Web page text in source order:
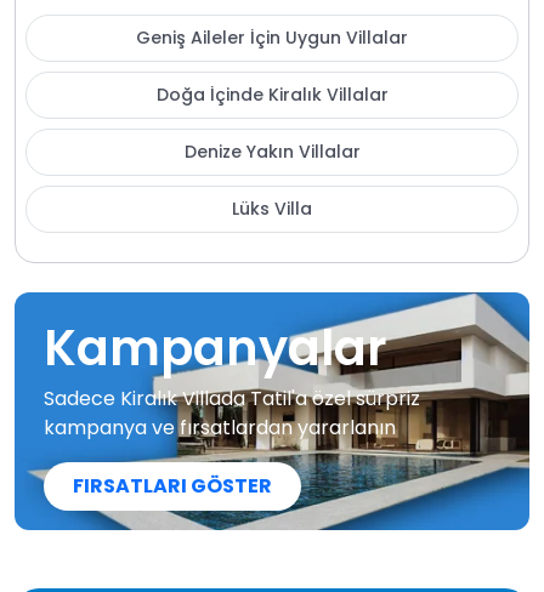
Geniş Aileler İçin Uygun Villalar
Doğa İçinde Kiralık Villalar
Denize Yakın Villalar
Lüks Villa
Kampanyalar
Sadece Kiralık Villada Tatil'a özel sürpriz
kampanya ve fırsatlardan yararlanın
FIRSATLARI GÖSTER